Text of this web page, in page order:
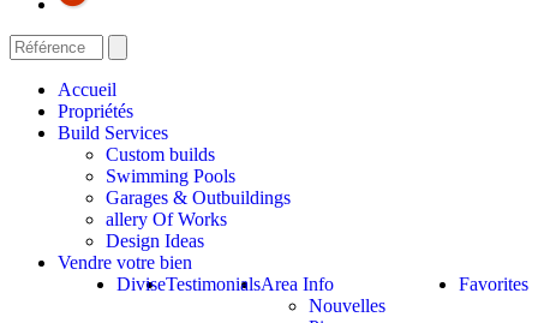
Accueil
Propriétés
Build Services
Custom builds
Swimming Pools
Garages & Outbuildings
allery Of Works
Design Ideas
Vendre votre bien
Favorites
Area Info
Nouvelles
Testimonials
Divise